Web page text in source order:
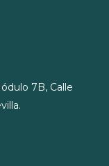
7B, Calle